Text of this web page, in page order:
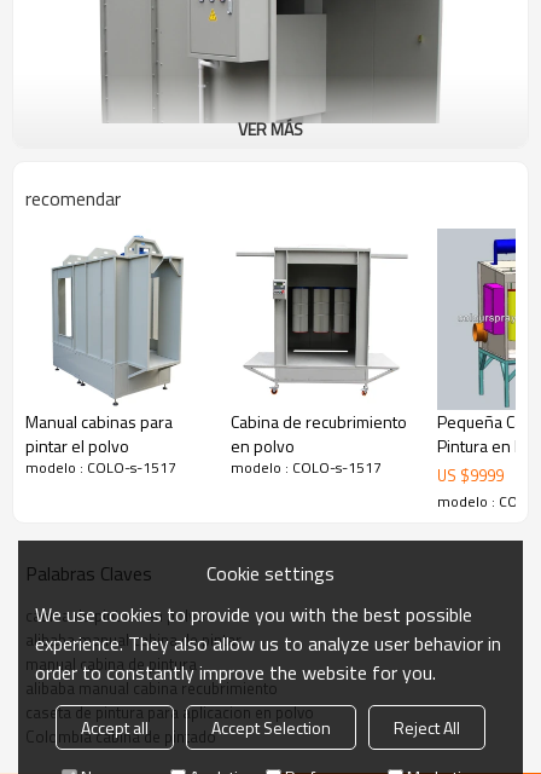
COLO-S-1517
Dimenciones interior :
Largo1500mmXAncho1000mmXAltura1700mm
Dimenciones exterior :Largo1600mmXAncho2000mmXAltura900mm
Unidad de filtros:2pcs 325x900mm
Jet altamente eficiente sistemas de limpieza se utilizan para limpiar el
Escape de aire volumen:nominal 4000 Nm3/h
VER MÁS
recomendar
Manual cabinas para
pintar el polvo
modelo : COLO-s-1517
Cabina de recubrimiento
en polvo
modelo : COLO-s-1517
Pequeña
Pintura en
US $9999
modelo :
Palabras Claves
cabina de pintura en polvo
alibaba manual cabina de pintar
manual cabina de pintura
alibaba manual cabina recubrimiento
caseta de pintura para aplicacion en polvo
Colombia cabina de pintado
Cookie settings
We use cookies to provide you with the best possible
experience. They also allow us to analyze user behavior in
order to constantly improve the website for you.
Accept all Accept Selection
Reject All